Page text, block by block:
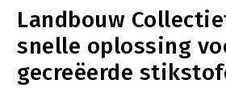
Goed eten
Mooi groen
Sterk ondernemerschap
Landbouw
snelle oplossing
gecreëerde